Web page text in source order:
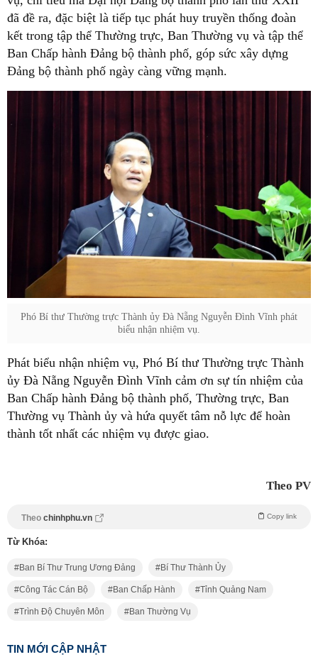
đã đề ra, đặc biệt là tiếp tục phát huy truyền thống đoàn
kết trong tập thể Thường trực, Ban Thường vụ và tập thể
Ban Chấp hành Đảng bộ thành phố, góp sức xây dựng
Đảng bộ thành phố ngày càng vững mạnh.
Phó Bí thư Thường trực Thành ủy Đà Nẵng Nguyễn Đình Vĩnh phát
biểu nhận nhiệm vụ.
Phát biểu nhận nhiệm vụ, Phó Bí thư Thường trực Thành
ủy Đà Nẵng Nguyễn Đình Vĩnh cảm ơn sự tín nhiệm của
Ban Chấp hành Đảng bộ thành phố, Thường trực, Ban
Thường vụ Thành ủy và hứa quyết tâm nỗ lực để hoàn
thành tốt nhất các nhiệm vụ được giao.
Theo PV
Theo chinhphu.vn Copy link
Từ Khóa:
Ban Bí Thư Trung Ương Đảng Bí Thư Thành Ủy
Công Tác Cán Bộ Ban Chấp Hành Tỉnh Quảng Nam
Trình Độ Chuyên Môn Ban Thường Vụ
TIN MỚI CẬP NHẬT